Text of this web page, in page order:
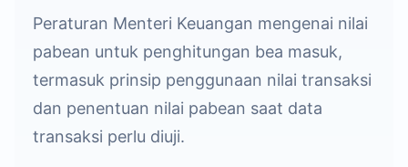
Peraturan Menteri Keuangan mengenai nilai
pabean untuk penghitungan bea masuk,
termasuk prinsip penggunaan nilai transaksi
dan penentuan nilai pabean saat data
transaksi perlu diuji.